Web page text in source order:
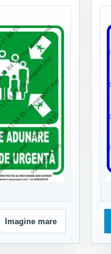
Imagine mare